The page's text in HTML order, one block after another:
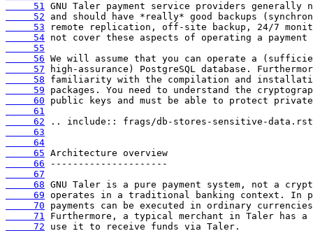
     51
     52
     53
     54
     55
     56
     57
     58
     59
     60
     61
     62
     63
     64
     65
     66
     67
     68
     69
     70
     71
     72